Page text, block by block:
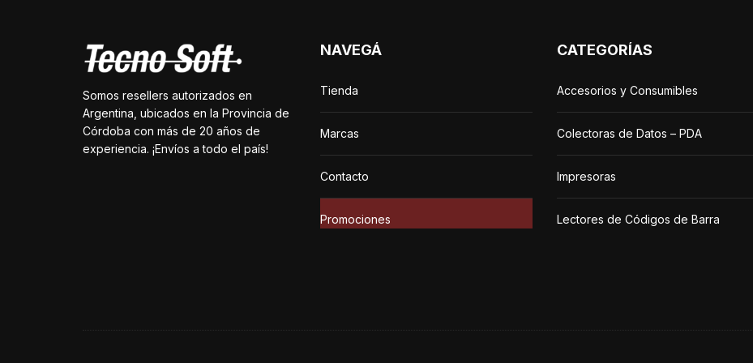
Somos resellers autorizados en
Argentina, ubicados en la Provincia de
Córdoba con más de 20 años de
experiencia. ¡Envíos a todo el país!
NAVEGÁ
Tienda
Marcas
Contacto
Promociones
CATEGORÍAS
Accesorios y Consumibles
Colectoras de Datos – PDA
Impresoras
Lectores de Códigos de Barra